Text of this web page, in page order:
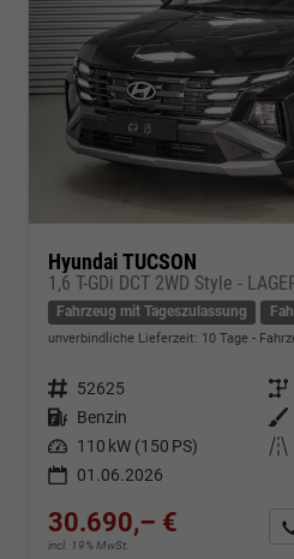
Hyundai TUCSON
1,6 T-GDi DCT 2WD Style -
Fahrzeug mit Tageszulassung
unverbindliche Lieferzeit: 10 Tage
Fahrzeugnr. 52625 Getriebe
Kraftstoff Benzin Außenfarbe
Leistung 110 kW (150 PS) Kilometerstand
01.06.2026
30.690,– €
incl. 19% MwSt.